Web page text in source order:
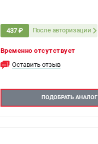
437 ₽ После авторизации
Временно отсутствует
Оставить отзыв
ПОДОБРАТЬ АНАЛОГ